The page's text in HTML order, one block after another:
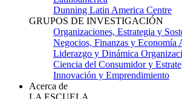
Dunning Latin America Centre
GRUPOS DE INVESTIGACIÓN
Organizaciones, Estrategia y
Negocios, Finanzas y Economía
Liderazgo y Dinámica
Ciencia del Consumidor y
Innovación y Emprendimiento
Acerca de
LA ESCUELA